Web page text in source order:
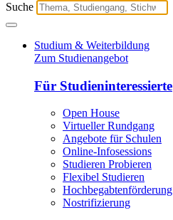
Suche
Studium & Weiterbildung
Zum Studienangebot
Für Studieninteressierte
Open House
Virtueller Rundgang
Angebote für Schulen
Online-Infosessions
Studieren Probieren
Flexibel Studieren
Hochbegabtenförderung
Nostrifizierung